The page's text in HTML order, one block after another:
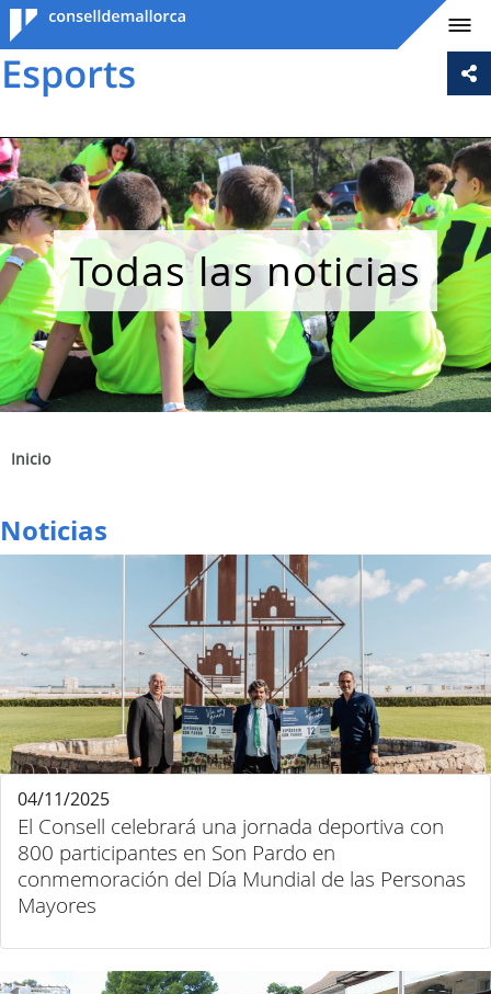
Consell de
Mallorca
Todas las noticias
Inicio
Noticias
El Consell celebrará una jornada deportiva con
800 participantes en Son Pardo en
conmemoración del Día Mundial de las Personas
Mayores
04/11/2025